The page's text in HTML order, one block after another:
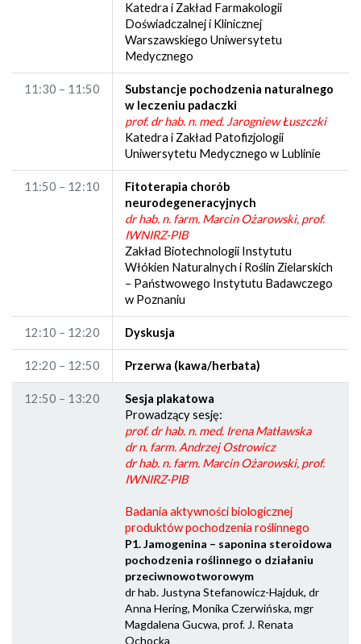
Katedra i Zakład Farmakologii
Doświadczalnej i Klinicznej
Warszawskiego Uniwersytetu
Medycznego
11:30 – 11:50
Substancje pochodzenia naturalnego
w leczeniu padaczki
prof. dr hab. n. med. Jarogniew Łuszczki
Katedra i Zakład Patofizjologii
Uniwersytetu Medycznego w Lublinie
11:50 – 12:10
Fitoterapia chorób
neurodegeneracyjnych
dr hab. n. farm. Marcin Ożarowski, prof.
IWNIRZ-PIB
Zakład Biotechnologii Instytutu
Włókien Naturalnych i Roślin Zielarskich
– Państwowego Instytutu Badawczego
w Poznaniu
12:10 – 12:20 Dyskusja
12:20 – 12:50 Przerwa (kawa/herbata)
12:50 – 13:20
Sesja plakatowa
Prowadzący sesję:
prof. dr hab. n. med. Irena Matławska
dr n. farm. Andrzej Ostrowicz
dr hab. n. farm. Marcin Ożarowski, prof.
IWNIRZ-PIB
Badania aktywności biologicznej
produktów pochodzenia roślinnego
P1. Jamogenina – saponina steroidowa
pochodzenia roślinnego o działaniu
przeciwnowotworowym
dr hab. Justyna Stefanowicz-Hajduk, dr
Anna Hering, Monika Czerwińska, mgr
Magdalena Gucwa, prof. J. Renata
Ochocka